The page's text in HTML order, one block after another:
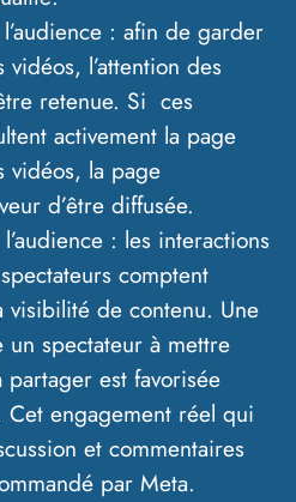
: afin de garder
l’attention des
retenue. Si ces
activement la page
vidéos, la page
d’être diffusée.
: les interactions
comptent
visibilité de contenu. Une
spectateur à mettre
est favorisée
Cet engagement réel qui
et commentaires
par Meta.